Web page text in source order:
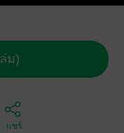
ม)
แชร์